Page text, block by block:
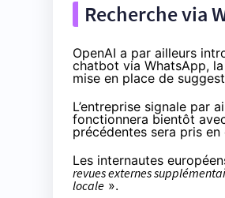
Recherche via
OpenAI a par ailleurs
chatbot via WhatsApp,
mise en place de
L’entreprise signale par
fonctionnera bientôt
précédentes sera pris
Les internautes
revues externes
locale ».